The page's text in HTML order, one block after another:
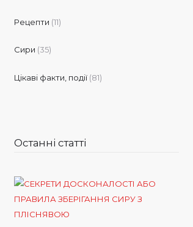
Рецепти (11)
Сири (35)
Цікаві факти, події (81)
Останні статті